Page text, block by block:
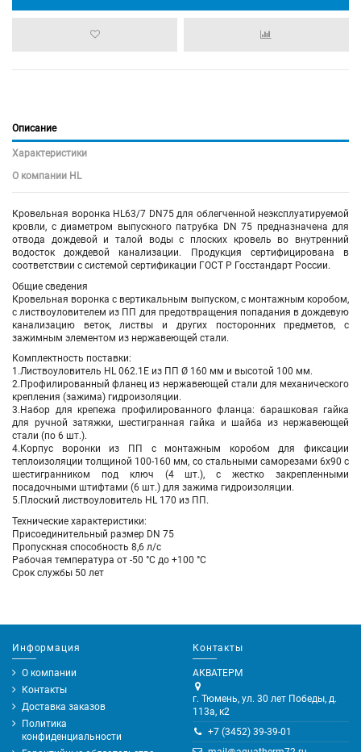
Описание
Характеристики
О компании HL
Кровельная воронка HL63/7 DN75 для облегченной неэксплуатируемой
кровли, с диаметром выпускного патрубка DN 75 предназначена для
отвода дождевой и талой воды с плоских кровель во внутренний
водосток дождевой канализации. Продукция сертифицирована в
соответствии с системой сертификации ГОСТ Р Госстандарт России.
Общие сведения
Кровельная воронка с вертикальным выпуском, с монтажным коробом,
с листвоуловителем из ПП для предотвращения попадания в дождевую
канализацию веток, листвы и других посторонних предметов, с
зажимным элементом из нержавеющей стали.
Комплектность поставки:
1.Листвоуловитель HL 062.1E из ПП Ø 160 мм и высотой 100 мм.
2.Профилированный фланец из нержавеющей стали для механического
крепления (зажима) гидроизоляции.
3.Набор для крепежа профилированного фланца: барашковая гайка
для ручной затяжки, шестигранная гайка и шайба из нержавеющей
стали (по 6 шт.).
4.Корпус воронки из ПП с монтажным коробом для фиксации
теплоизоляции толщиной 100-160 мм, со стальными саморезами 6х90 с
шестигранником под ключ (4 шт.), с жестко закрепленными
посадочными штифтами (6 шт.) для зажима гидроизоляции.
5.Плоский листвоуловитель HL 170 из ПП.
Технические характеристики:
Присоединительный размер DN 75
Пропускная способность 8,6 л/с
Рабочая температура от -50 °С до +100 °С
Срок службы 50 лет
Информация
О компании
Контакты
Доставка заказов
Политика
конфиденциальности
Контакты
АКВАТЕРМ
г. Тюмень, ул. 30 лет Победы, д.
113а, к2
+7 (3452) 39-39-01